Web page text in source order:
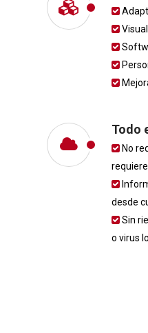
Todo
No
desde
Sin
o virus